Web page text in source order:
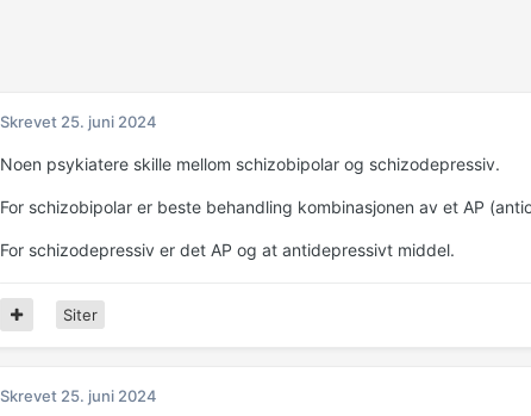
Skrevet 25. juni 2024
Noen psykiatere skille mellom schizobipolar og schizodepressiv.
For schizobipolar er beste behandling kombinasjonen av et AP
For schizodepressiv er det AP og at antidepressivt middel.
Siter
Skrevet 25. juni 2024